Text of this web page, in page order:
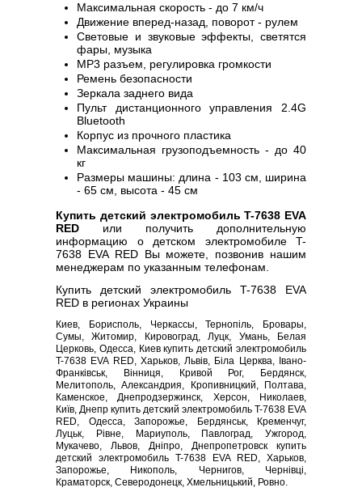
Максимальная скорость - до 7 км/ч
Движение вперед-назад, поворот - рулем
Световые и звуковые эффекты, светятся
фары, музыка
MP3 разъем, регулировка громкости
Ремень безопасности
Зеркала заднего вида
Пульт дистанционного управления 2.4G
Bluetooth
Корпус из прочного пластика
Максимальная грузоподъемность - до 40
кг
Размеры машины: длина - 103 см, ширина
- 65 см, высота - 45 см
Купить детский электромобиль T-7638 EVA
RED или получить дополнительную
информацию о детском электромобиле T-
7638 EVA RED Вы можете, позвонив нашим
менеджерам по указанным телефонам.
Купить детский электромобиль T-7638 EVA
RED в регионах Украины
Киев, Борисполь, Черкассы, Тернопіль, Бровары,
Сумы, Житомир, Кировоград, Луцк, Умань, Белая
Церковь, Одесса, Киев купить детский электромобиль
T-7638 EVA RED, Харьков, Львів, Біла Церква, Івано-
Франківськ, Вінниця, Кривой Рог, Бердянск,
Мелитополь, Александрия, Кропивницкий, Полтава,
Каменское, Днепродзержинск, Херсон, Николаев,
Київ, Днепр купить детский электромобиль T-7638 EVA
RED, Одесса, Запорожье, Бердянськ, Кременчуг,
Луцьк, Рівне, Мариуполь, Павлоград, Ужгород,
Мукачево, Львов, Дніпро, Днепропетровск купить
детский электромобиль T-7638 EVA RED, Харьков,
Запорожье, Никополь, Чернигов, Чернівці,
Краматорск, Северодонецк, Хмельницький, Ровно.